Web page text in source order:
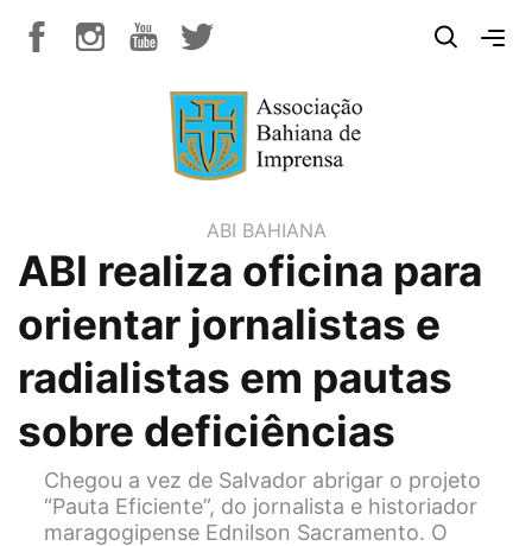
ABI BAHIANA
ABI realiza oficina para
orientar jornalistas e
radialistas em pautas
sobre deficiências
Chegou a vez de Salvador abrigar o projeto
“Pauta Eficiente”, do jornalista e historiador
maragogipense Ednilson Sacramento. O